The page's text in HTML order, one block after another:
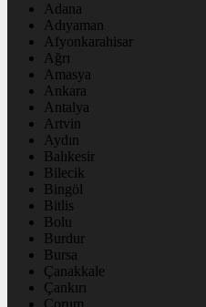
Adana
Adıyaman
Afyonkarahisar
Ağrı
Amasya
Ankara
Antalya
Artvin
Aydın
Balıkesir
Bilecik
Bingöl
Bitlis
Bolu
Burdur
Bursa
Çanakkale
Çankırı
Çorum